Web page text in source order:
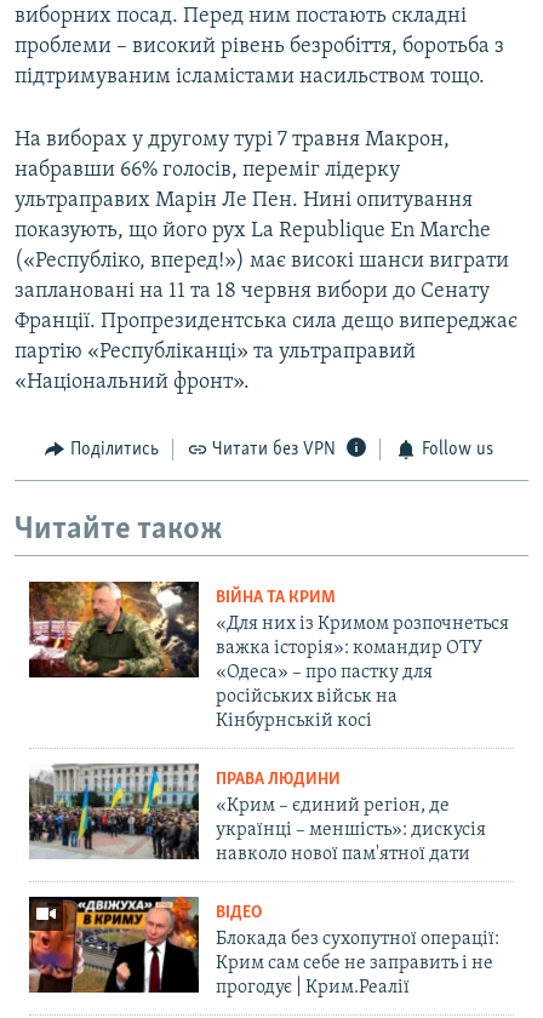
виборних посад. Перед ним постають складні
проблеми – високий рівень безробіття, боротьба з
підтримуваним ісламістами насильством тощо.
На виборах у другому турі 7 травня Макрон,
набравши 66% голосів, переміг лідерку
ультраправих Марін Ле Пен. Нині опитування
показують, що його рух La Republique En Marche
(«Республіко, вперед!») має високі шанси виграти
заплановані на 11 та 18 червня вибори до Сенату
Франції. Пропрезидентська сила дещо випереджає
партію «Республіканці» та ультраправий
«Національний фронт».
Поділитись Читати без VPN Follow us
Читайте також
ВІЙНА ТА КРИМ
«Для них із Кримом розпочнеться
важка історія»: командир ОТУ
«Одеса» – про пастку для
російських військ на
Кінбурнській косі
ПРАВА ЛЮДИНИ
«Крим – єдиний регіон, де
українці – меншість»: дискусія
навколо нової пам'ятної дати
ВІДЕО
Блокада без сухопутної операції:
Крим сам себе не заправить і не
прогодує | Крим.Реалії